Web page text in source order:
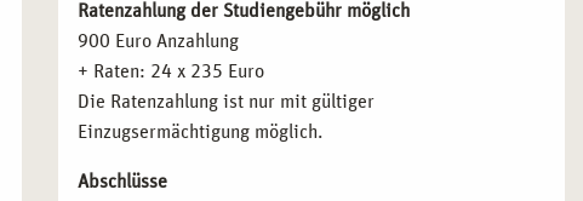
Ratenzahlung der Studiengebühr möglich
900 Euro Anzahlung
+ Raten: 24 x 235 Euro
Die Ratenzahlung ist nur mit gültiger
Einzugsermächtigung möglich.
Abschlüsse